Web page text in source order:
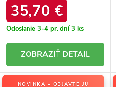
CHOCOLAT
35,70 €
Odoslanie 3-4 pr. dní3 ks
DETAIL
NOVINKA – OBJAVTE JU